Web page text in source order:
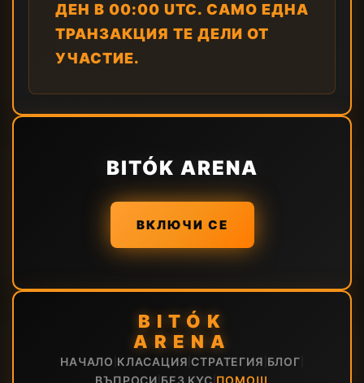
ДЕН В 00:00 UTC. САМО ЕДНА
ТРАНЗАКЦИЯ ТЕ ДЕЛИ ОТ
УЧАСТИЕ.
BITÓK ARENA
ВКЛЮЧИ СЕ
BITÓK
ARENA
НАЧАЛО КЛАСАЦИЯ |СТРАТЕГИЯ БЛОГ
ВЪПРОСИ БЕЗ KYC ПОМОЩ